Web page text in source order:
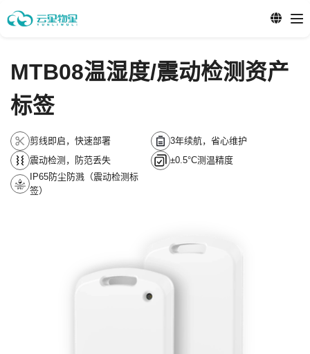
MTB08温湿度/震动检测资产
标签
剪线即启，快速部署
3年续航，省心维护
震动检测，防范丢失
±0.5°C测温精度
IP65防尘防溅（震动检测标
签）